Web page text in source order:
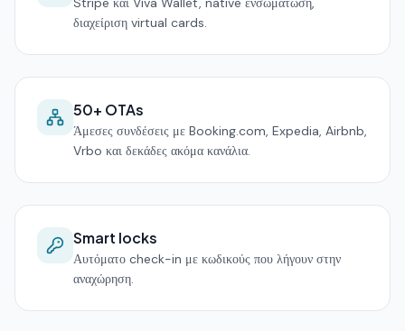
διαχείριση virtual cards.
50+ OTAs
Άμεσες συνδέσεις με Booking.com, Expedia, Airbnb,
Vrbo και δεκάδες ακόμα κανάλια.
Smart locks
Αυτόματο check-in με κωδικούς που λήγουν στην
αναχώρηση.